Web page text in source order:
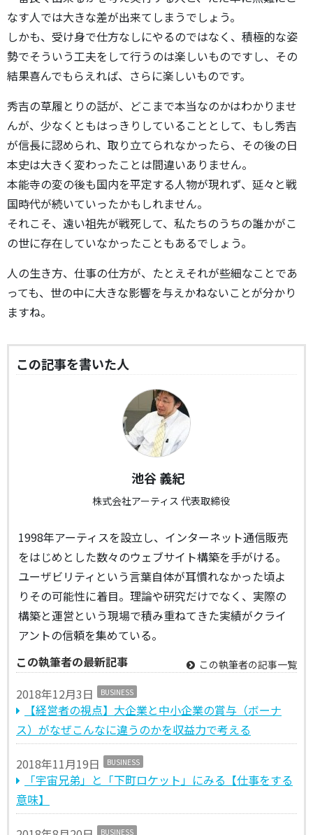
なす人では大きな差が出来てしまうでしょう。
しかも、受け身で仕方なしにやるのではなく、積極的な姿
勢でそういう工夫をして行うのは楽しいものですし、その
結果喜んでもらえれば、さらに楽しいものです。
秀吉の草履とりの話が、どこまで本当なのかはわかりませ
んが、少なくともはっきりしていることとして、もし秀吉
が信長に認められ、取り立てられなかったら、その後の日
本史は大きく変わったことは間違いありません。
本能寺の変の後も国内を平定する人物が現れず、延々と戦
国時代が続いていったかもしれません。
それこそ、遠い祖先が戦死して、私たちのうちの誰かがこ
の世に存在していなかったこともあるでしょう。
人の生き方、仕事の仕方が、たとえそれが些細なことであ
っても、世の中に大きな影響を与えかねないことが分かり
ますね。
この記事を書いた人
池谷 義紀
株式会社アーティス 代表取締役
1998年アーティスを設立し、インターネット通信販売
をはじめとした数々のウェブサイト構築を手がける。
ユーザビリティという言葉自体が耳慣れなかった頃よ
りその可能性に着目。理論や研究だけでなく、実際の
構築と運営という現場で積み重ねてきた実績がクライ
アントの信頼を集めている。
この執筆者の最新記事
この執筆者の記事一覧
2018年12月3日 BUSINESS
【経営者の視点】大企業と中小企業の賞与（ボーナ
ス）がなぜこんなに違うのかを収益力で考える
2018年11月19日 BUSINESS
「宇宙兄弟」と「下町ロケット」にみる【仕事をする
意味】
BUSINESS